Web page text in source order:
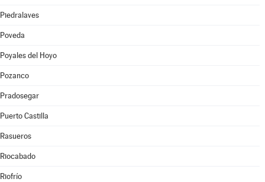
Piedralaves
Poveda
Poyales del Hoyo
Pozanco
Pradosegar
Puerto Castilla
Rasueros
Riocabado
Riofrío